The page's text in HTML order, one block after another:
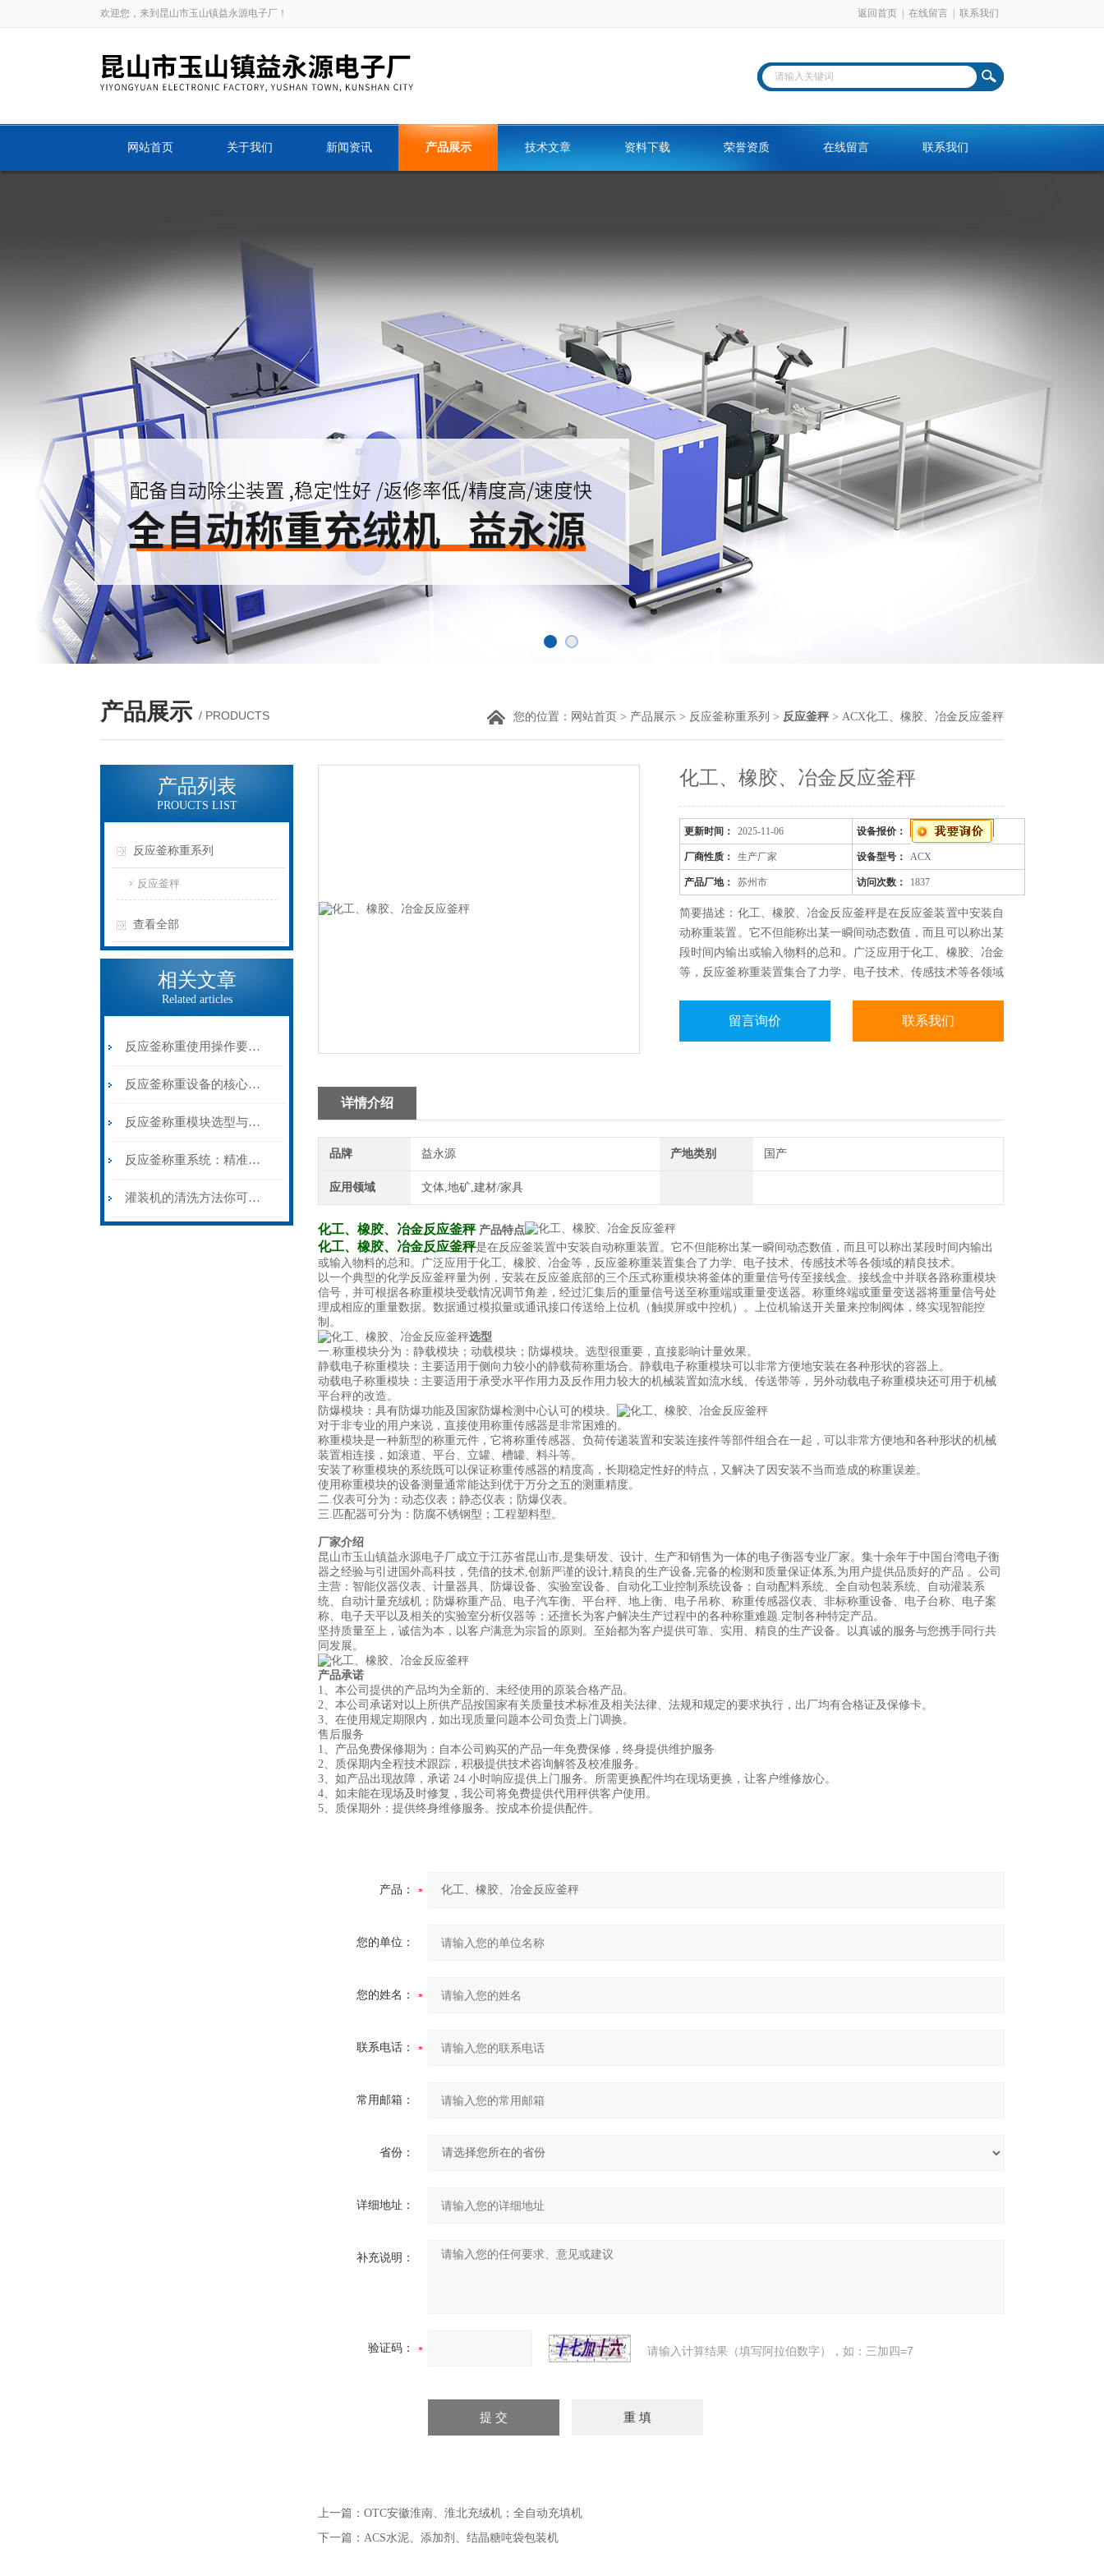
欢迎您，来到昆山市玉山镇益永源电子厂！ 返回首页 在线留言 联系我们
网站首页 关于我们 新闻资讯 产品展示 技术文章 资料下载 荣誉资质 在线留言 联系我们
产品展示 / PRODUCTS 您的位置： 网站首页 > 产品展示 > 反应釜称重系列 > 反应釜秤 > ACX化工、橡胶、冶金反应釜秤
产品列表
PROUCTS LIST
反应釜称重系列
反应釜秤
查看全部
相关文章
Related articles
反应釜称重使用操作要点详解
反应釜称重设备的核心价值与应用
反应釜称重模块选型与安装
反应釜称重系统：精准投料，安全可控
灌装机的清洗方法你可得认真学学
化工、橡胶、冶金反应釜秤
更新时间： 2025-11-06 设备报价：
厂商性质： 生产厂家 设备型号： ACX
产品厂地： 苏州市 访问次数： 1837
简要描述：化工、橡胶、冶金反应釜秤是在反应釜装置中安装自
动称重装置。它不但能称出某一瞬间动态数值，而且可以称出某
段时间内输出或输入物料的总和。广泛应用于化工、橡胶、冶金
等，反应釜称重装置集合了力学、电子技术、传感技术等各领域
留言询价 联系我们
详情介绍
品牌 益永源 产地类别 国产
应用领域 文体,地矿,建材/家具
化工、橡胶、冶金反应釜秤产品特点
化工、橡胶、冶金反应釜秤是在反应釜装置中安装自动称重装置。它不但能称出某一瞬间动态数值，而且可以称出某段时间内输出
或输入物料的总和。广泛应用于化工、橡胶、冶金等，反应釜称重装置集合了力学、电子技术、传感技术等各领域的精良技术。
以一个典型的化学反应釜秤量为例，安装在反应釜底部的三个压式称重模块将釜体的重量信号传至接线盒。接线盒中并联各路称重模块
信号，并可根据各称重模块受载情况调节角差，经过汇集后的重量信号送至称重端或重量变送器。称重终端或重量变送器将重量信号处
理成相应的重量数据。数据通过模拟量或通讯接口传送给上位机（触摸屏或中控机）。上位机输送开关量来控制阀体，终实现智能控
制。
选型
一.称重模块分为：静载模块；动载模块；防爆模块。选型很重要，直接影响计量效果。
静载电子称重模块：主要适用于侧向力较小的静载荷称重场合。静载电子称重模块可以非常方便地安装在各种形状的容器上。
动载电子称重模块：主要适用于承受水平作用力及反作用力较大的机械装置如流水线、传送带等，另外动载电子称重模块还可用于机械
平台秤的改造。
防爆模块：具有防爆功能及国家防爆检测中心认可的模块。
对于非专业的用户来说，直接使用称重传感器是非常困难的。
称重模块是一种新型的称重元件，它将称重传感器、负荷传递装置和安装连接件等部件组合在一起，可以非常方便地和各种形状的机械
装置相连接，如滚道、平台、立罐、槽罐、料斗等。
安装了称重模块的系统既可以保证称重传感器的精度高，长期稳定性好的特点，又解决了因安装不当而造成的称重误差。
使用称重模块的设备测量通常能达到优于万分之五的测重精度。
二.仪表可分为：动态仪表；静态仪表；防爆仪表。
三.匹配器可分为：防腐不锈钢型；工程塑料型。
厂家介绍
昆山市玉山镇益永源电子厂成立于江苏省昆山市,是集研发、设计、生产和销售为一体的电子衡器专业厂家。集十余年于中国台湾电子衡
器之经验与引进国外高科技，凭借的技术,创新严谨的设计,精良的生产设备,完备的检测和质量保证体系,为用户提供品质好的产品 。公司
主营：智能仪器仪表、计量器具、防爆设备、实验室设备、自动化工业控制系统设备；自动配料系统、全自动包装系统、自动灌装系
统、自动计量充绒机；防爆称重产品、电子汽车衡、平台秤、地上衡、电子吊称、称重传感器仪表、非标称重设备、电子台称、电子案
称、电子天平以及相关的实验室分析仪器等；还擅长为客户解决生产过程中的各种称重难题.定制各种特定产品。
坚持质量至上，诚信为本，以客户满意为宗旨的原则。至始都为客户提供可靠、实用、精良的生产设备。以真诚的服务与您携手同行共
同发展。
产品承诺
1、本公司提供的产品均为全新的、未经使用的原装合格产品。
2、本公司承诺对以上所供产品按国家有关质量技术标准及相关法律、法规和规定的要求执行，出厂均有合格证及保修卡。
3、在使用规定期限内，如出现质量问题本公司负责上门调换。
售后服务
1、产品免费保修期为：自本公司购买的产品一年免费保修，终身提供维护服务
2、质保期内全程技术跟踪，积极提供技术咨询解答及校准服务。
3、如产品出现故障，承诺 24 小时响应提供上门服务。所需更换配件均在现场更换，让客户维修放心。
4、如未能在现场及时修复，我公司将免费提供代用秤供客户使用。
5、质保期外：提供终身维修服务。按成本价提供配件。
产品：
您的单位：
您的姓名：
联系电话：
常用邮箱：
省份：
详细地址：
补充说明：
验证码： 请输入计算结果（填写阿拉伯数字），如：三加四=7
上一篇： OTC安徽淮南、淮北充绒机；全自动充填机
下一篇： ACS水泥、添加剂、结晶糖吨袋包装机